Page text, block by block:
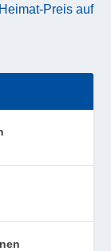
Preis auf